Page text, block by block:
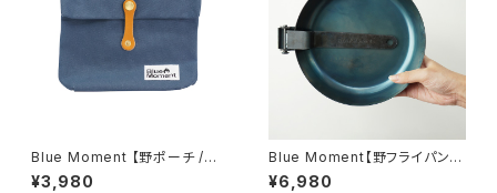
Blue Moment 【野ポーチ /
M】
¥3,980
Blue Moment【野フライパン /
M】
¥6,980